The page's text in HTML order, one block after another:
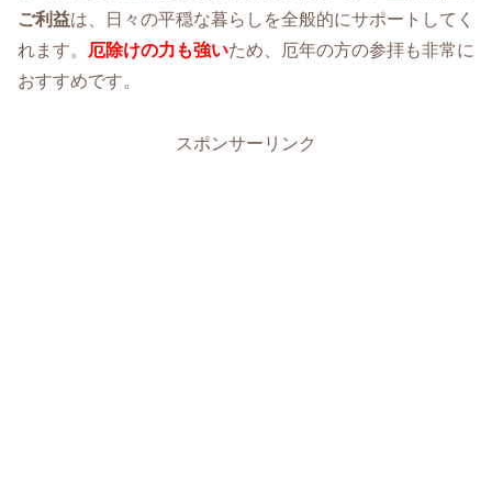
ご利益は、日々の平穏な暮らしを全般的にサポートしてく
れます。
厄除けの力も強いため、厄年の方の参拝も非常に
おすすめです。
スポンサーリンク